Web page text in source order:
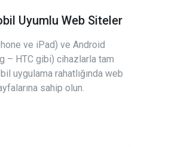
Uyumlu Web Siteler
ve iPad) ve Android
– HTC gibi) cihazlarla tam
uygulama rahatlığında web
sahip olun.